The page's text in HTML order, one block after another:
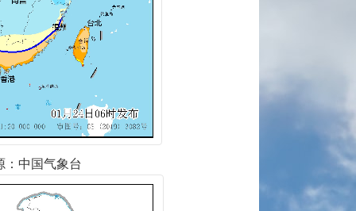
：中国气象台